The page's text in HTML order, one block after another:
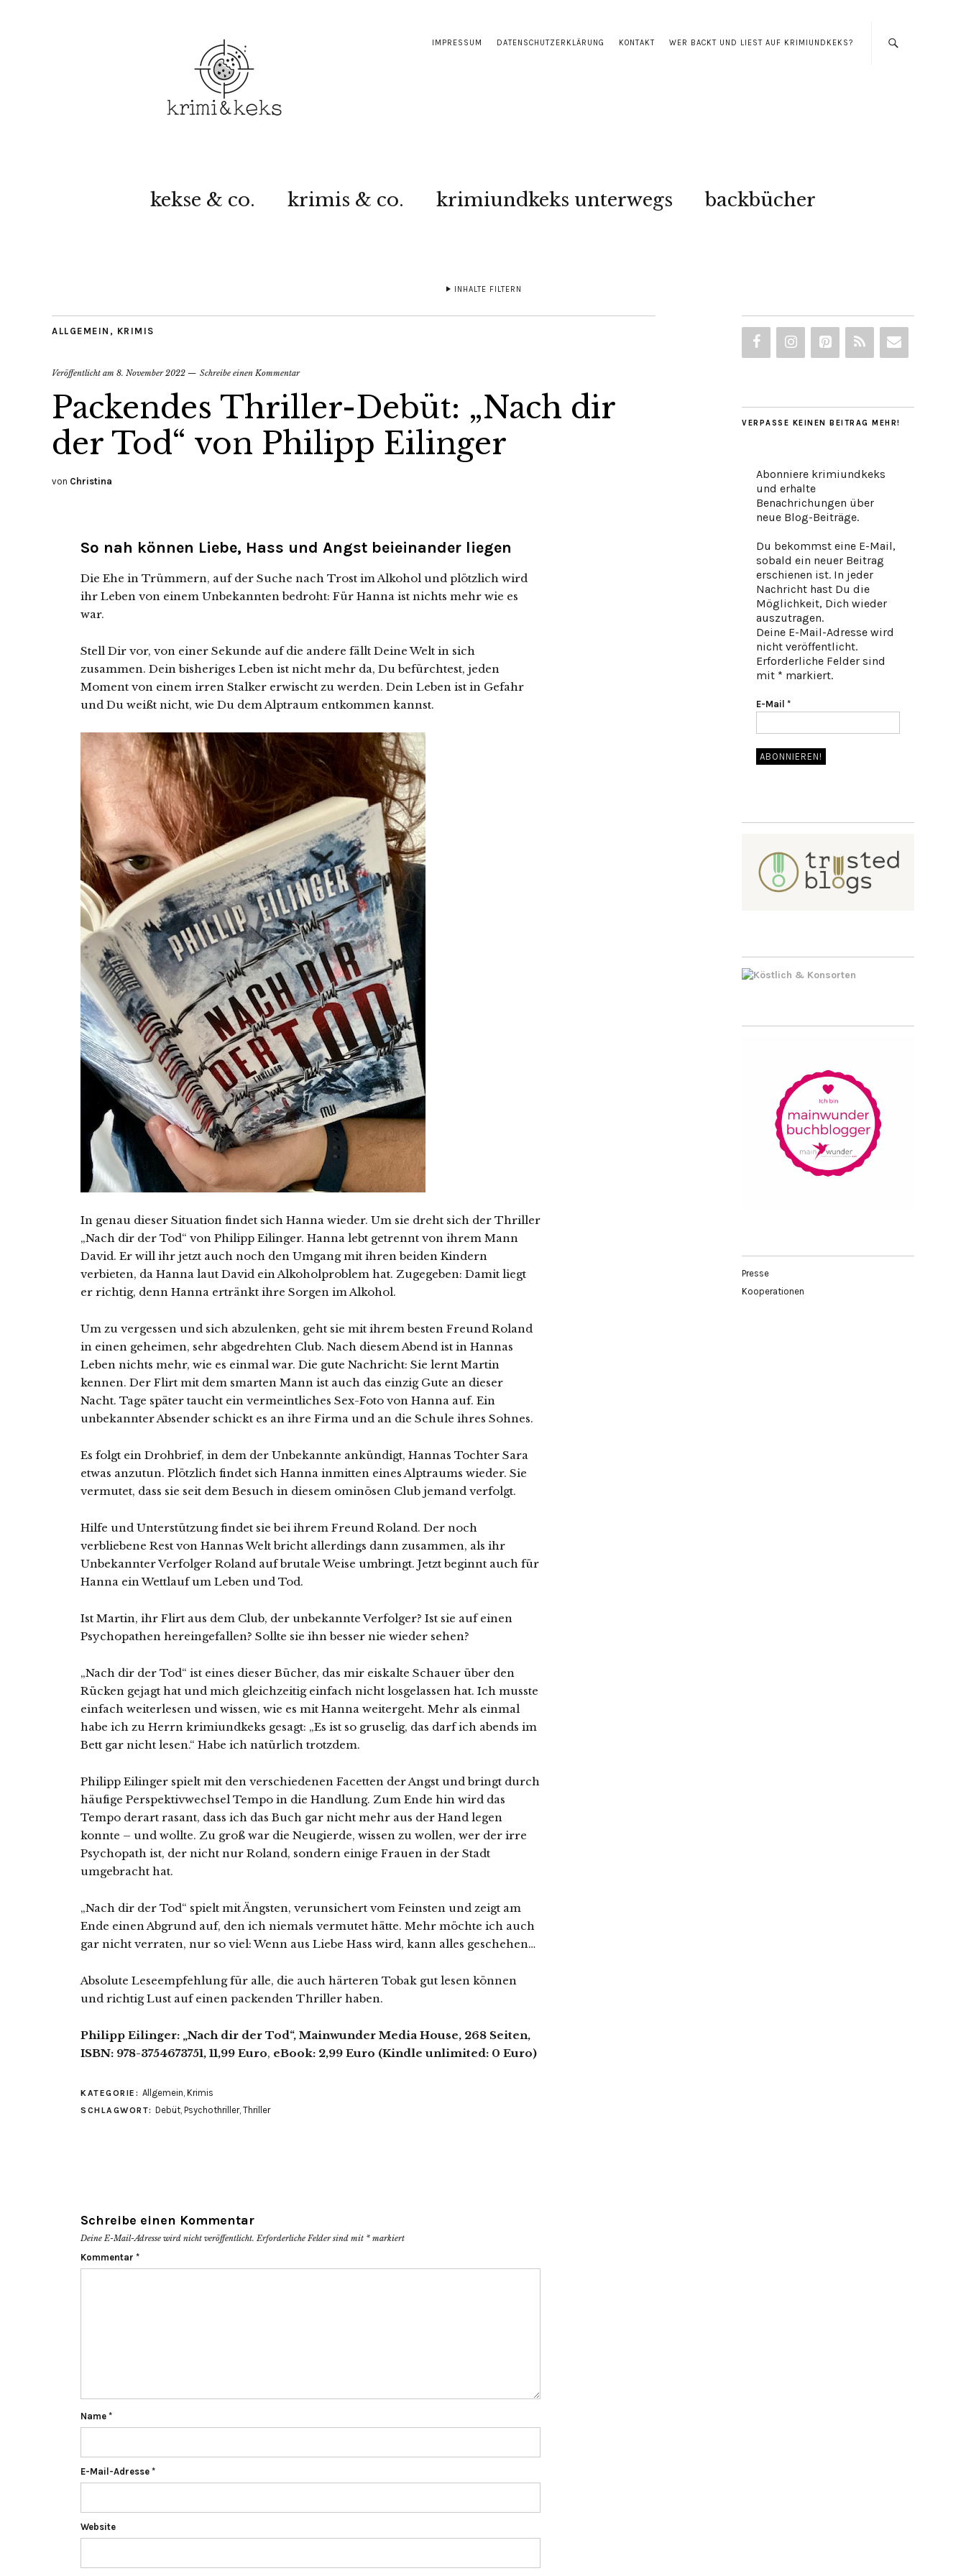
IMPRESSUM DATENSCHUTZERKLÄRUNG KONTAKT WER BACKT UND LIEST AUF KRIMIUNDKEKS?
kekse & co. krimis & co. krimiundkeks unterwegs backbücher
INHALTE FILTERN
ALLGEMEIN , KRIMIS
Veröffentlicht am 8. November 2022 Schreibe einen Kommentar
Packendes Thriller-Debüt: „Nach dir
der Tod“ von Philipp Eilinger
von Christina
So nah können Liebe, Hass und Angst beieinander liegen
Die Ehe in Trümmern, auf der Suche nach Trost im Alkohol und plötzlich wird
ihr Leben von einem Unbekannten bedroht: Für Hanna ist nichts mehr wie es
war.
Stell Dir vor, von einer Sekunde auf die andere fällt Deine Welt in sich
zusammen. Dein bisheriges Leben ist nicht mehr da, Du befürchtest, jeden
Moment von einem irren Stalker erwischt zu werden. Dein Leben ist in Gefahr
und Du weißt nicht, wie Du dem Alptraum entkommen kannst.
In genau dieser Situation findet sich Hanna wieder. Um sie dreht sich der Thriller
„Nach dir der Tod“ von Philipp Eilinger. Hanna lebt getrennt von ihrem Mann
David. Er will ihr jetzt auch noch den Umgang mit ihren beiden Kindern
verbieten, da Hanna laut David ein Alkoholproblem hat. Zugegeben: Damit liegt
er richtig, denn Hanna ertränkt ihre Sorgen im Alkohol.
Um zu vergessen und sich abzulenken, geht sie mit ihrem besten Freund Roland
in einen geheimen, sehr abgedrehten Club. Nach diesem Abend ist in Hannas
Leben nichts mehr, wie es einmal war. Die gute Nachricht: Sie lernt Martin
kennen. Der Flirt mit dem smarten Mann ist auch das einzig Gute an dieser
Nacht. Tage später taucht ein vermeintliches Sex-Foto von Hanna auf. Ein
unbekannter Absender schickt es an ihre Firma und an die Schule ihres Sohnes.
Es folgt ein Drohbrief, in dem der Unbekannte ankündigt, Hannas Tochter Sara
etwas anzutun. Plötzlich findet sich Hanna inmitten eines Alptraums wieder. Sie
vermutet, dass sie seit dem Besuch in diesem ominösen Club jemand verfolgt.
Hilfe und Unterstützung findet sie bei ihrem Freund Roland. Der noch
verbliebene Rest von Hannas Welt bricht allerdings dann zusammen, als ihr
Unbekannter Verfolger Roland auf brutale Weise umbringt. Jetzt beginnt auch für
Hanna ein Wettlauf um Leben und Tod.
Ist Martin, ihr Flirt aus dem Club, der unbekannte Verfolger? Ist sie auf einen
Psychopathen hereingefallen? Sollte sie ihn besser nie wieder sehen?
„Nach dir der Tod“ ist eines dieser Bücher, das mir eiskalte Schauer über den
Rücken gejagt hat und mich gleichzeitig einfach nicht losgelassen hat. Ich musste
einfach weiterlesen und wissen, wie es mit Hanna weitergeht. Mehr als einmal
habe ich zu Herrn krimiundkeks gesagt: „Es ist so gruselig, das darf ich abends im
Bett gar nicht lesen.“ Habe ich natürlich trotzdem.
Philipp Eilinger spielt mit den verschiedenen Facetten der Angst und bringt durch
häufige Perspektivwechsel Tempo in die Handlung. Zum Ende hin wird das
Tempo derart rasant, dass ich das Buch gar nicht mehr aus der Hand legen
konnte – und wollte. Zu groß war die Neugierde, wissen zu wollen, wer der irre
Psychopath ist, der nicht nur Roland, sondern einige Frauen in der Stadt
umgebracht hat.
„Nach dir der Tod“ spielt mit Ängsten, verunsichert vom Feinsten und zeigt am
Ende einen Abgrund auf, den ich niemals vermutet hätte. Mehr möchte ich auch
gar nicht verraten, nur so viel: Wenn aus Liebe Hass wird, kann alles geschehen…
Absolute Leseempfehlung für alle, die auch härteren Tobak gut lesen können
und richtig Lust auf einen packenden Thriller haben.
Philipp Eilinger: „Nach dir der Tod“, Mainwunder Media House, 268 Seiten,
ISBN: 978-3754673751, 11,99 Euro, eBook: 2,99 Euro (Kindle unlimited: 0 Euro)
KATEGORIE: Allgemein, Krimis
SCHLAGWORT: Debüt, Psychothriller, Thriller
Schreibe einen Kommentar
Deine E-Mail-Adresse wird nicht veröffentlicht. Erforderliche Felder sind mit * markiert
Kommentar *
Name *
E-Mail-Adresse *
Website
VERPASSE KEINEN BEITRAG MEHR!
Abonniere krimiundkeks
und erhalte
Benachrichungen über
neue Blog-Beiträge.
Du bekommst eine E-Mail,
sobald ein neuer Beitrag
erschienen ist. In jeder
Nachricht hast Du die
Möglichkeit, Dich wieder
auszutragen.
Deine E-Mail-Adresse wird
nicht veröffentlicht.
Erforderliche Felder sind
mit * markiert.
E-Mail *
Presse
Kooperationen